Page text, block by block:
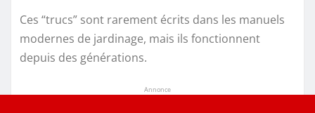
Ces “trucs” sont rarement écrits dans les manuels
modernes de jardinage, mais ils fonctionnent
depuis des générations.
Annonce